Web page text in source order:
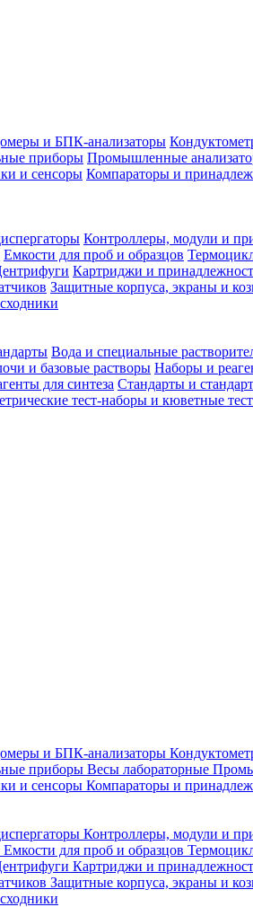
и БПК-анализаторы
приборы Промышленные
и сенсоры Компараторы и
Контроллеры, модули и
Емкости для проб и образцов
Картриджи и
Защитные корпуса, экраны и
Вода и специальные
и базовые растворы Наборы и
для синтеза Стандарты и
тест-наборы и кюветные
и БПК-анализаторы
приборы Весы лабораторные
и сенсоры Компараторы и
Контроллеры, модули и
Емкости для проб и образцов
Картриджи и
Защитные корпуса, экраны и